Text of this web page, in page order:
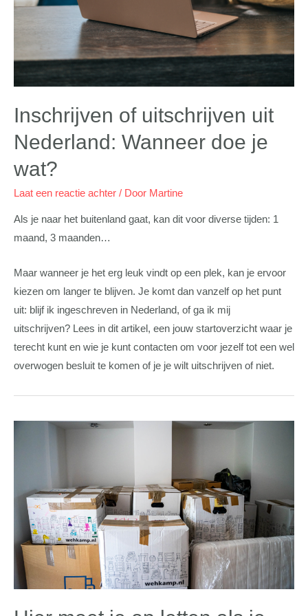
Inschrijven of uitschrijven uit
Nederland: Wanneer doe je
wat?
Laat een reactie achter / Door Martine
Als je naar het buitenland gaat, kan dit voor diverse tijden: 1
maand, 3 maanden…
Maar wanneer je het erg leuk vindt op een plek, kan je ervoor
kiezen om langer te blijven. Je komt dan vanzelf op het punt
uit: blijf ik ingeschreven in Nederland, of ga ik mij
uitschrijven? Lees in dit artikel, een jouw startoverzicht waar je
terecht kunt en wie je kunt contacten om voor jezelf tot een wel
overwogen besluit te komen of je je wilt uitschrijven of niet.